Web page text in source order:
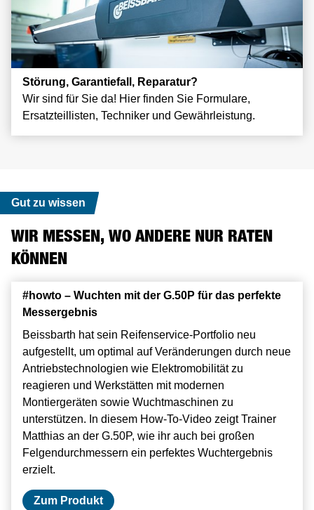
Störung, Garantiefall, Reparatur?
Wir sind für Sie da! Hier finden Sie Formulare,
Ersatzteillisten, Techniker und Gewährleistung.
Gut zu wissen
WIR MESSEN, WO ANDERE NUR RATEN
KÖNNEN
#howto – Sauber Montieren mit der AKIMBO MK2
Harte Gummis, teure Felgen? Kein Problem für die
Akimbo. In diesem How-To-Video zeigt unser Trainer
Matthias wie man mit der Akimbo Mk2 auch die
härtesten Pneus schadenfrei aufzieht.
Zum Produkt
#howto – Wuchten mit der G.50P für das perfekte
Messergebnis
Beissbarth hat sein Reifenservice-Portfolio neu
aufgestellt, um optimal auf Veränderungen durch neue
Antriebstechnologien wie Elektromobilität zu
reagieren und Werkstätten mit modernen
Montiergeräten sowie Wuchtmaschinen zu
unterstützen. In diesem How-To-Video zeigt Trainer
Matthias an der G.50P, wie ihr auch bei großen
Felgendurchmessern ein perfektes Wuchtergebnis
erzielt.
Zum Produkt
#howto – Sauber Montieren mit der AKIMBO MK2
Harte Gummis, teure Felgen? Kein Problem für die
Akimbo. In diesem How-To-Video zeigt unser Trainer
Matthias wie man mit der Akimbo Mk2 auch die
härtesten Pneus schadenfrei aufzieht.
Zum Produkt
#howto – Wuchten mit der G.50P für das perfekte
Messergebnis
Beissbarth hat sein Reifenservice-Portfolio neu
aufgestellt, um optimal auf Veränderungen durch neue
Antriebstechnologien wie Elektromobilität zu
reagieren und Werkstätten mit modernen
Montiergeräten sowie Wuchtmaschinen zu
unterstützen. In diesem How-To-Video zeigt Trainer
Matthias an der G.50P, wie ihr auch bei großen
Felgendurchmessern ein perfektes Wuchtergebnis
erzielt.
Zum Produkt